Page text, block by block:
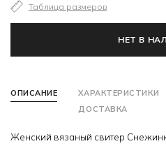
Таблица размеров
НЕТ В
ОПИСАНИЕ ХАРАКТЕРИСТИКИ
ДОСТАВКА
Женский вязаный свитер